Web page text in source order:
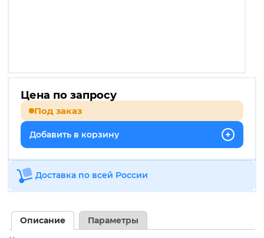
Цена по запросу
Под заказ
Добавить в корзину
Доставка по всей России
Описание Параметры